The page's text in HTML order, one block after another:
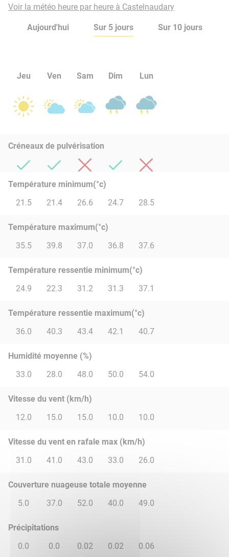
Voir la météo heure par heure à Castelnaudary
Aujourd'hui Sur 5 jours Sur 10 jours
Jeu Ven Sam Dim Lun
Créneaux de pulvérisation
Température minimum(°c)
21.5
21.4 26.6 24.7 28.5
Température maximum(°c)
35.5
39.8 37.0 36.8 37.6
Température ressentie minimum(°c)
24.9
22.3 31.2 31.3 37.1
Température ressentie maximum(°c)
36.0
40.3 43.4 42.1 40.7
Humidité moyenne (%)
33.0
28.0 48.0 50.0 54.0
Vitesse du vent (km/h)
12.0
15.0 15.0 10.0 10.0
Vitesse du vent en rafale max (km/h)
31.0
41.0 43.0 33.0 26.0
Couverture nuageuse totale moyenne
5.0
37.0 52.0 40.0 49.0
Précipitations
0.0
0.0 0.02 0.02 0.06